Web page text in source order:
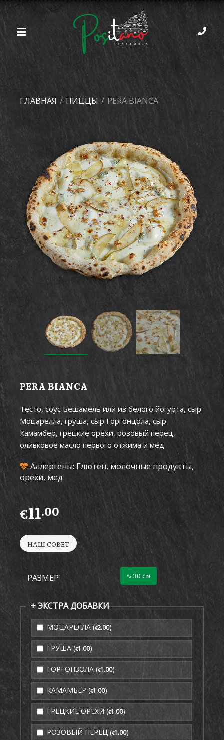
ГЛАВНАЯ / ПИЦЦЫ / PERA BIANCA
PERA BIANCA
Тесто, соус Бешамель или из белого йогурта, сыр
Моцарелла, груша, сыр Горгонцола, сыр
Камамбер, грецкие орехи, розовый перец,
оливковое масло первого отжима и мёд
Аллергены: Глютен, молочные продукты,
орехи, мед
€11.00
НАШ СОВЕТ
РАЗМЕР ∿ 30 см
+ ЭКСТРА ДОБАВКИ
МОЦАРЕЛЛА (€2.00)
ГРУША (€1.00)
ГОРГОНЗОЛА (€1.00)
КАМАМБЕР (€1.00)
ГРЕЦКИЕ ОРЕХИ (€1.00)
РОЗОВЫЙ ПЕРЕЦ (€1.00)